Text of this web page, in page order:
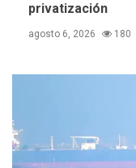
privatización
agosto 6, 2026 180